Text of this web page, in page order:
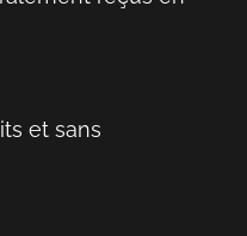
et sans